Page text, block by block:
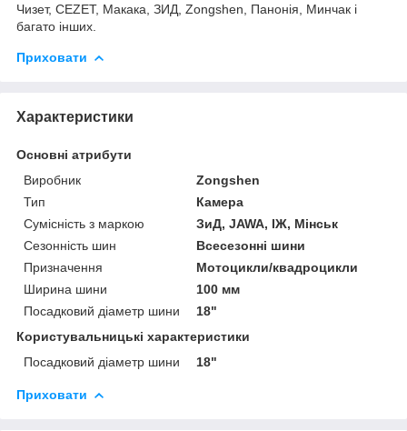
Чизет, CEZET, Макака, ЗИД, Zongshen, Панонія, Минчак і
багато інших.
Приховати
Характеристики
Основні атрибути
Виробник
Zongshen
Тип
Камера
Сумісність з маркою
ЗиД, JAWA, ІЖ, Мінськ
Сезонність шин
Всесезонні шини
Призначення
Мотоцикли/квадроцикли
Ширина шини
100 мм
Посадковий діаметр шини
18"
Користувальницькі характеристики
Посадковий діаметр шини
18"
Приховати